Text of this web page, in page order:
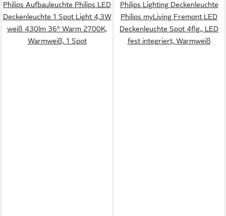
Philips Aufbauleuchte Philips LED
Deckenleuchte 1 Spot Light 4,3W
weiß 430lm 36° Warm 2700K,
Warmweiß, 1 Spot
Philips Lighting Deckenleuchte
Philips myLiving Fremont LED
Deckenleuchte Spot 4flg., LED
fest integriert, Warmweiß